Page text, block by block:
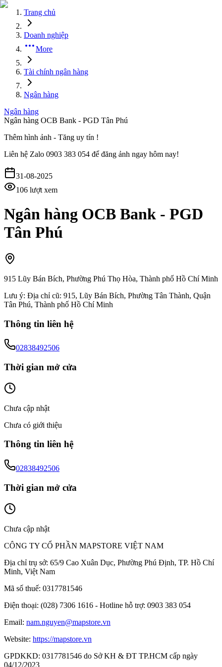
Trang chủ
Doanh nghiệp
More
Tài chính ngân hàng
Ngân hàng
Ngân hàng
Ngân hàng OCB Bank - PGD Tân Phú
Thêm hình ảnh - Tăng uy tín !
Liên hệ Zalo 0903 383 054 để đăng ảnh ngay hôm nay!
31-08-2025
106 lượt xem
Ngân hàng OCB Bank - PGD
Tân Phú
915 Lũy Bán Bích, Phường Phú Thọ Hòa, Thành phố Hồ Chí Minh
Lưu ý: Địa chỉ cũ: 915, Lũy Bán Bích, Phường Tân Thành, Quận
Tân Phú, Thành phố Hồ Chí Minh
Thông tin liên hệ
02838492506
Thời gian mở cửa
Chưa cập nhật
Chưa có giới thiệu
Thông tin liên hệ
02838492506
Thời gian mở cửa
Chưa cập nhật
CÔNG TY CỔ PHẦN MAPSTORE VIỆT NAM
Địa chỉ trụ sở: 65/9 Cao Xuân Dục, Phường Phú Định, TP. Hồ Chí
Minh, Việt Nam
Mã số thuế: 0317781546
Điện thoại: (028) 7306 1616 - Hotline hỗ trợ: 0903 383 054
Email: nam.nguyen@mapstore.vn
Website: https://mapstore.vn
GPDKKD: 0317781546 do Sở KH & ĐT TP.HCM cấp ngày
04/12/2023